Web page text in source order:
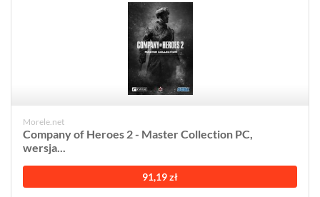
Morele.net
Company of Heroes 2 - Master Collection PC,
wersja...
91,19 zł